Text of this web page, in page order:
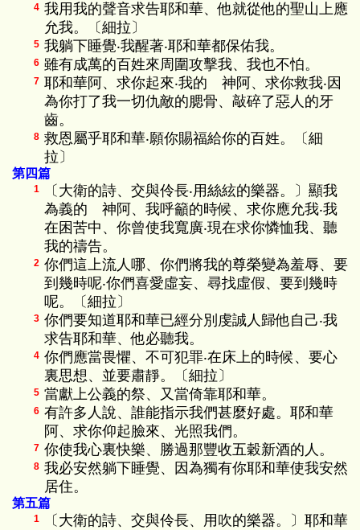
4 我用我的聲音求告耶和華、他就從他的聖山上應
允我。〔細拉〕
5 我躺下睡覺‧我醒著‧耶和華都保佑我。
6 雖有成萬的百姓來周圍攻擊我、我也不怕。
7 耶和華阿、求你起來‧我的 神阿、求你救我‧因
為你打了我一切仇敵的腮骨、敲碎了惡人的牙
齒。
8 救恩屬乎耶和華‧願你賜福給你的百姓。〔細
拉〕
第四篇
1
〔大衛的詩、交與伶長‧用絲絃的樂器。〕顯我
為義的 神阿、我呼籲的時候、求你應允我‧我
在困苦中、你曾使我寬廣‧現在求你憐恤我、聽
我的禱告。
2 你們這上流人哪、你們將我的尊榮變為羞辱、要
到幾時呢‧你們喜愛虛妄、尋找虛假、要到幾時
呢。〔細拉〕
3 你們要知道耶和華已經分別虔誠人歸他自己‧我
求告耶和華、他必聽我。
4 你們應當畏懼、不可犯罪‧在床上的時候、要心
裏思想、並要肅靜。〔細拉〕
5 當獻上公義的祭、又當倚靠耶和華。
6 有許多人說、誰能指示我們甚麼好處。耶和華
阿、求你仰起臉來、光照我們。
7 你使我心裏快樂、勝過那豐收五穀新酒的人。
8 我必安然躺下睡覺、因為獨有你耶和華使我安然
居住。
第五篇
1
〔大衛的詩、交與伶長、用吹的樂器。〕耶和華